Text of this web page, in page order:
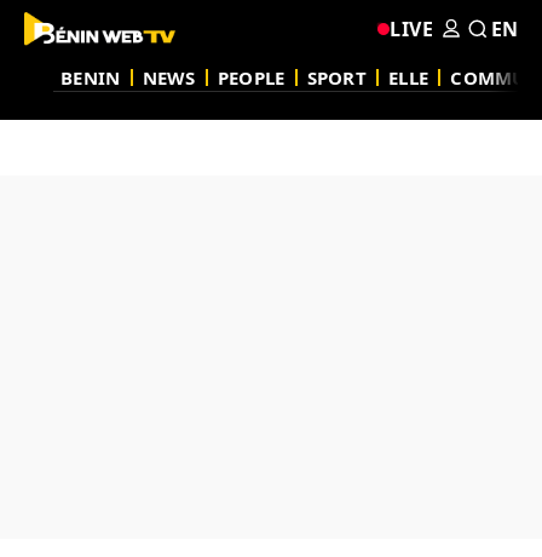
BENIN NEWS PEOPLE SPORT ELLE
LIVE EN